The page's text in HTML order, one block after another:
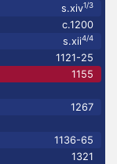
s.xiv1/3
c.1200
s.xii4/4
1121-25
1155
1267
1136-65
1321